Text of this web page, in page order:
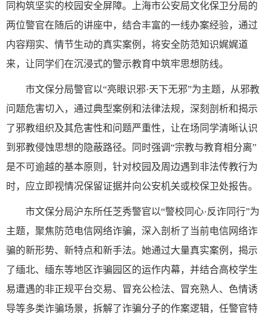
同构筑坚实的校园安全屏障。上海市公安局文化保卫分局的
两位警官在随后的讲座中，结合丰富的一线办案经验，通过
内容翔实、情节生动的真实案例，将安全防范知识娓娓道
来，让同学们在沉浸式的警示教育中筑牢思想防线。
市文保分局警官以“亮眼识邪·天下无邪”为主题，从邪教
问题危害切入，通过典型案例和法律法规，深刻剖析和揭示
了邪教组织及其危害性和问题严重性，让在场同学清晰认识
到邪教侵蚀思想的隐蔽路径。同时强调“宗教与教育相分离”
是不可逾越的基本原则，针对校园及周边遇到非法传教行为
时，应立即视情况保留证据并向公安机关或校保卫处报告。
市文保分局沪东所任芝秀警官以“警校同心·反诈同行”为
主题，聚焦防范电信网络诈骗，深入剖析了当前电信网络诈
骗的新形势、新特点和新手法。她通过大量真实案例，揭示
了缅北、缅东等地区诈骗园区的运作内幕，并结合高校学生
易遭遇的非正规平台交易、冒充公检法、冒充熟人、色情诱
导等多类诈骗场景，拆解了诈骗分子的作案逻辑，任警官特